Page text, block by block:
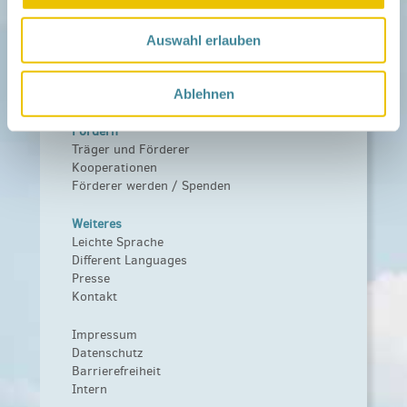
Auswahl erlauben
Ablehnen
Netzwerk
Über das Netzwerk
Infopool
Fördern
Träger und Förderer
Kooperationen
Förderer werden / Spenden
Weiteres
Leichte Sprache
Different Languages
Presse
Kontakt
Impressum
Datenschutz
Barrierefreiheit
Intern